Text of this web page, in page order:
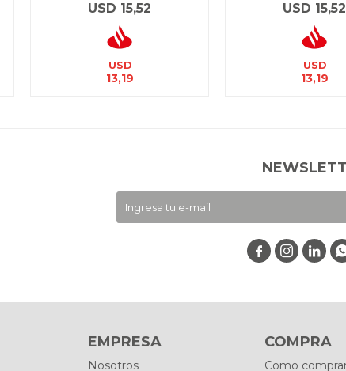
USD 15,52
USD
13,19
USD 15,52
USD
13,19
EMPRESA
Nosotros
COMPRA
Como
  